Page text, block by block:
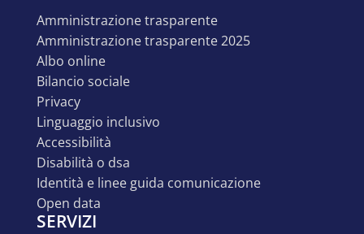
amministrazione trasparente
amministrazione trasparente 2025
albo online
bilancio sociale
privacy
linguaggio inclusivo
accessibilità
disabilità o dsa
identità e linee guida comunicazione
open data
SERVIZI